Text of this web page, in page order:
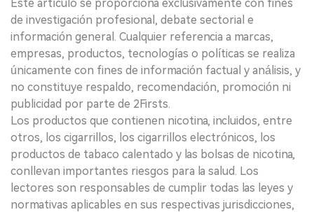
Este artículo se proporciona exclusivamente con fines
de investigación profesional, debate sectorial e
información general. Cualquier referencia a marcas,
empresas, productos, tecnologías o políticas se realiza
únicamente con fines de información factual y análisis, y
no constituye respaldo, recomendación, promoción ni
publicidad por parte de 2Firsts.
Los productos que contienen nicotina, incluidos, entre
otros, los cigarrillos, los cigarrillos electrónicos, los
productos de tabaco calentado y las bolsas de nicotina,
conllevan importantes riesgos para la salud. Los
lectores son responsables de cumplir todas las leyes y
normativas aplicables en sus respectivas jurisdicciones,